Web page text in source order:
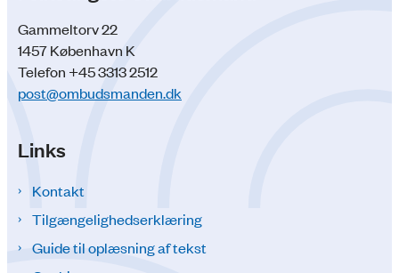
Gammeltorv 22
1457 København K
Telefon +45 3313 2512
post@ombudsmanden.dk
Links
Kontakt
Tilgængelighedserklæring
Guide til oplæsning af tekst